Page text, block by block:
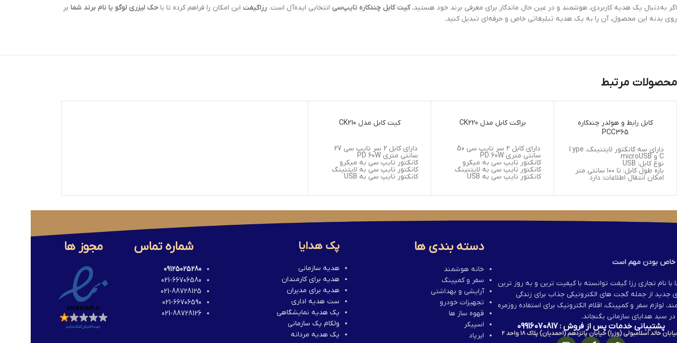
اگر به‌دنبال یک هدیه کاربردی، هوشمند و در عین حال ماندگار برای معرفی برند خود هستید،کیت کابل چندکاره تایپ‌سی انتخابی ایده‌آل است. رزاگیفت این امکان را فراهم کرده تا با حک لیزری لوگو یا نام برند شما بر
روی بدنه این محصول، آن را به یک هدیه تبلیغاتی خاص و حرفه‌ای تبدیل کنید.
محصولات مرتبط
کابل رابط و هولدر چندکاره
PCC365
دارای سه کانکتور لایتنینگ، Type
C و microUSB
نوع کابل: USB
بازه طول کابل: تا ۱۰۰ سانتی متر
امکان انتقال اطلاعات: دارد
براکت کابل مدل CK220
دارای کابل 2 سر تایپ سی 50
سانتی متری PD 60W
کانکتور تایپ سی به میکرو
کانکتور تایپ سی به لایتنینگ
کانکتور تایپ سی به USB
سوکت سیم کارت
SIM/NANO SIM *2
جنس بدنه ABS + PVC
کیت کابل مدل CK210
دارای کابل 2 سر تایپ سی 27
سانتی متری PD 60W
کانکتور تایپ سی به میکرو
کانکتور تایپ سی به لایتنینگ
کانکتور تایپ سی به USB
سوکت سیم کارت
SIM/NANO SIM *2
جنس بدنه ABS + PVC
خاص بودن مهم است
با نام تجاری رزا گیفت توانسته با کیفیت ترین و به روز ترین
جدید از جمله گجت های الکترونیکی جذاب برای زندگی
لوازم سفر و کمپینگ، اقلام الکترونیک برای استفاده روزمره
سبد هدایای سازمانی بگنجاند.
پشتیبانی خدمات پس از فروش : 09916070817
خالد اسلامبولی (وزرا) خیابان پانزدهم (احمدیان) پلاک ۱۸ واحد ۲
دسته بندی ها
خانه هوشمند
سفر و کمپینگ
آرایشی و بهداشتی
تجهیزات خودرو
قهوه ساز ها
اسپیکر
ایرپاد
پک هدایا
هدیه سازمانی
هدیه برای کارمندان
هدیه برای مدیران
ست هدیه اداری
پک هدیه نمایشگاهی
ولکام پک سازمانی
پک هدیه مردانه
شماره تماس
09125025280
021-66706580
021-88728125
021-66706590
021-88728126
مجوز ها